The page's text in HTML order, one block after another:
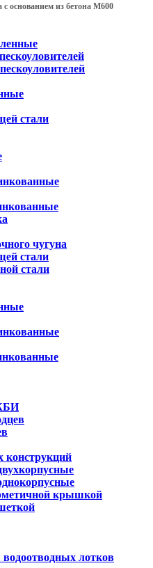
с основанием из бетона М600
стали
чугуна
стали
стали
конструкций
крышкой
лотков